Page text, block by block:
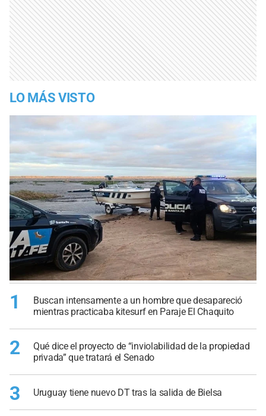
LO MÁS VISTO
1
Buscan intensamente a un hombre que desapareció
mientras practicaba kitesurf en Paraje El Chaquito
2
Qué dice el proyecto de “inviolabilidad de la propiedad
privada” que tratará el Senado
3 Uruguay tiene nuevo DT tras la salida de Bielsa